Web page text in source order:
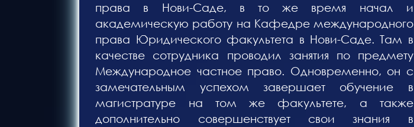
права в Нови-Саде, в то же время начал и
академическую работу на Кафедре международного
права Юридического факультета в Нови-Саде. Там в
качестве сотрудника проводил занятия по предмету
Международное частное право. Одновременно, он с
замечательным успехом завершает обучение в
магистратуре на том же факультете, а также
дополнительно совершенствует свои знания в